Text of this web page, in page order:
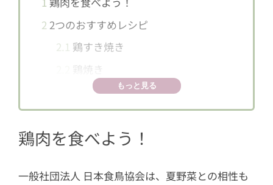
2 2つのおすすめレシピ
2.1 鶏すき焼き
鶏焼き
もっと見る
鶏肉を食べよう！
一般社団法人 日本食鳥協会は、夏野菜との相性も